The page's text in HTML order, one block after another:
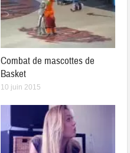
Combat de mascottes de
Basket
10 juin 2015